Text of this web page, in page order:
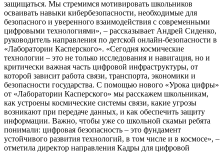
защищаться. Мы стремимся мотивировать школьников
осваивать навыки кибербезопасности, необходимые для
безопасного и уверенного взаимодействия с современными
цифровыми технологиями», – рассказывает Андрей Сиденко,
руководитель направления по детской онлайн-безопасности в
«Лаборатории Касперского». «Сегодня космические
технологии – это не только исследования и навигация, но и
критически важная часть цифровой инфраструктуры, от
которой зависит работа связи, транспорта, экономики и
безопасности государства. С помощью нового «Урока цифры»
от «Лаборатории Касперского» мы расскажем школьникам,
как устроены космические системы связи, какие угрозы
возникают при передаче данных, и как обеспечить защиту
информации. Важно, чтобы уже со школьной скамьи ребята
понимали: цифровая безопасность – это фундамент
устойчивого развития технологий, в том числе и в космосе», –
отметила директор направления Кадры для цифровой